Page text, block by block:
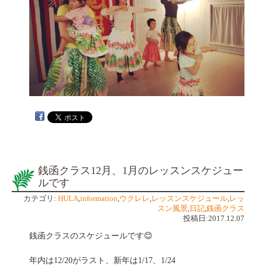
銭函クラス12月、1月のレッスンスケジュー
ルです
カテゴリ: HULA,information,ウクレレ,レッスンスケジュール,レッ
スン風景, 日記,銭函クラス
投稿日:2017.12.07
銭函クラスのスケジュールです😊
年内は12/20がラスト、新年は1/17、1/24